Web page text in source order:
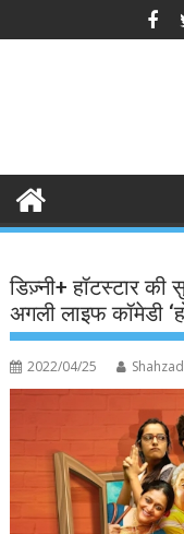
to
डिज़्नी+ हॉटस्टार की
अगली लाइफ कॉमेडी
2022/04/25